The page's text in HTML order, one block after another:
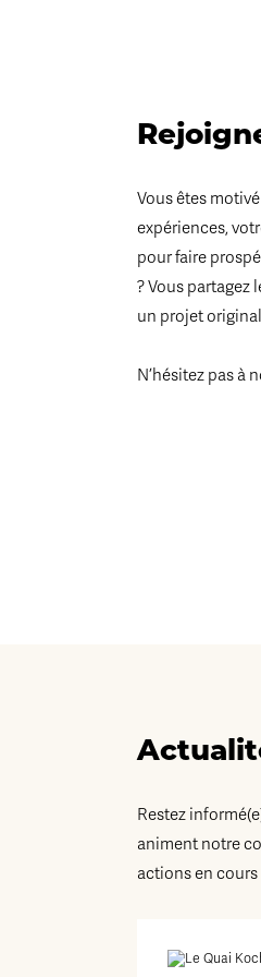
Vous êtes
expériences,
pour faire
? Vous partagez
un projet
N’hésitez pas à
Restez
animent notre
actions en cours